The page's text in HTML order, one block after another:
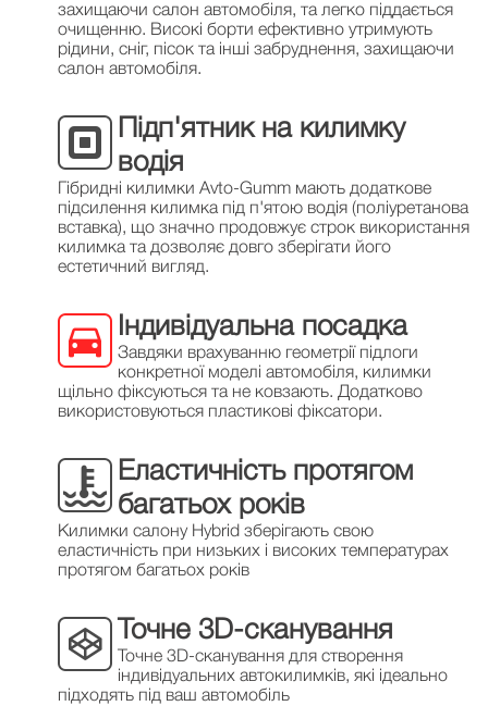
захищаючи салон автомобіля, та легко піддається
очищенню. Високі борти ефективно утримують
рідини, сніг, пісок та інші забруднення, захищаючи
салон автомобіля.
Підп'ятник на килимку
водія
Гібридні килимки Avto-Gumm мають додаткове
підсилення килимка під п'ятою водія (поліуретанова
вставка), що значно продовжує строк використання
килимка та дозволяє довго зберігати його
естетичний вигляд.
Індивідуальна посадка
Завдяки врахуванню геометрії підлоги
конкретної моделі автомобіля, килимки
щільно фіксуються та не ковзають. Додатково
використовуються пластикові фіксатори.
Еластичність протягом
багатьох років
Килимки салону Hybrid зберігають свою
еластичність при низьких і високих температурах
протягом багатьох років
Точне 3D-сканування
Точне 3D-сканування для створення
індивідуальних автокилимків, які ідеально
підходять під ваш автомобіль